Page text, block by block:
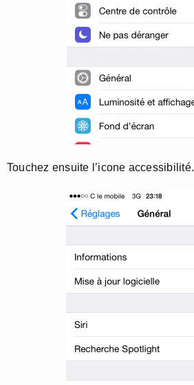
Touchez ensuite l’icone accessibilité.